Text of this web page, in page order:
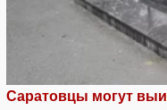
Саратовцы могут